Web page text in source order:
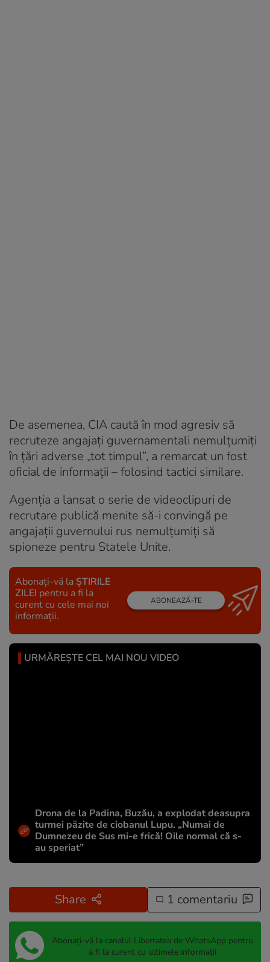
De asemenea, CIA caută în mod agresiv să
recruteze angajați guvernamentali nemulțumiți
în țări adverse „tot timpul”, a remarcat un fost
oficial de informații – folosind tactici similare.
Agenția a lansat o serie de videoclipuri de
recrutare publică menite să-i convingă pe
angajații guvernului rus nemulțumiți să
spioneze pentru Statele Unite.
Abonați-vă la ȘTIRILE
ZILEI pentru a fi la
curent cu cele mai noi
informații.
ABONEAZĂ-TE
URMĂREȘTE CEL MAI NOU VIDEO
Drona de la Padina, Buzău, a explodat deasupra
turmei păzite de ciobanul Lupu. „Numai de
Dumnezeu de Sus mi-e frică! Oile normal că s-
au speriat”
Share 1 comentariu
Abonați-vă la canalul Libertatea de WhatsApp pentru
a fi la curent cu ultimele informații